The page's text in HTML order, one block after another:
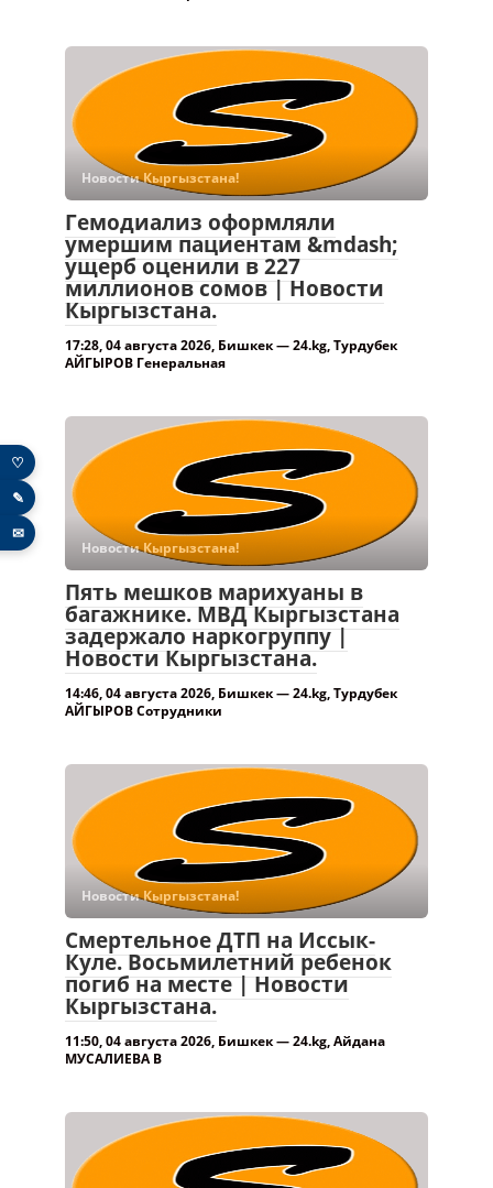
Новости Кыргызстана!
Гемодиализ оформляли
умершим пациентам &mdash;
ущерб оценили в 227
миллионов сомов | Новости
Кыргызстана.
17:28, 04 августа 2026, Бишкек — 24.kg, Турдубек
АЙГЫРОВ Генеральная
Новости Кыргызстана!
Пять мешков марихуаны в
багажнике. МВД Кыргызстана
задержало наркогруппу |
Новости Кыргызстана.
14:46, 04 августа 2026, Бишкек — 24.kg, Турдубек
АЙГЫРОВ Сотрудники
Новости Кыргызстана!
Смертельное ДТП на Иссык-
Куле. Восьмилетний ребенок
погиб на месте | Новости
Кыргызстана.
11:50, 04 августа 2026, Бишкек — 24.kg, Айдана
МУСАЛИЕВА В
♡
✎
✉